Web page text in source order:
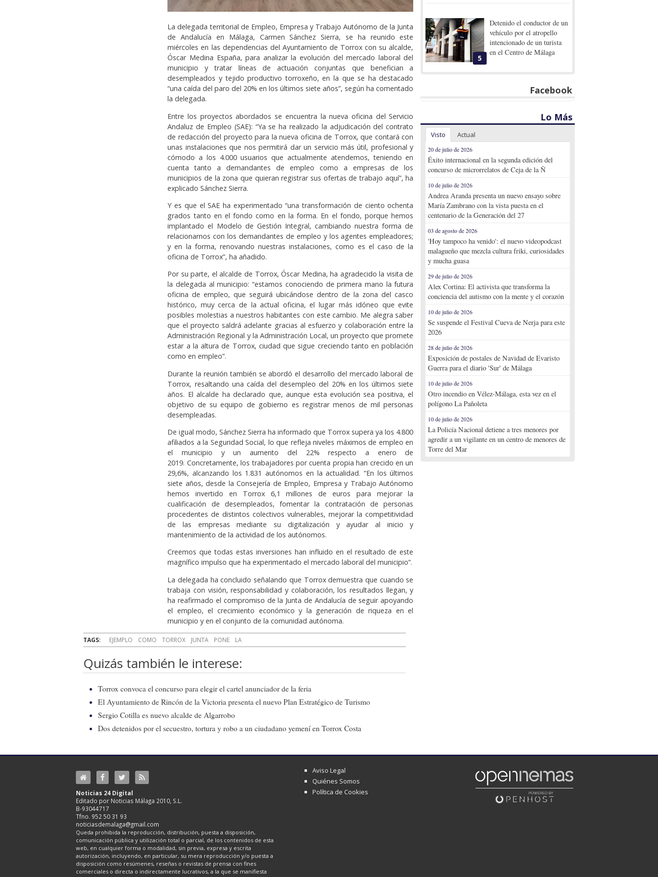
La delegada territorial de Empleo, Empresa y Trabajo Autónomo de la Junta
de Andalucía en Málaga, Carmen Sánchez Sierra, se ha reunido este
miércoles en las dependencias del Ayuntamiento de Torrox con su alcalde,
Óscar Medina España, para analizar la evolución del mercado laboral del
municipio y tratar líneas de actuación conjuntas que benefician a
desempleados y tejido productivo torroxeño, en la que se ha destacado
“una caída del paro del 20% en los últimos siete años”, según ha comentado
la delegada.
Entre los proyectos abordados se encuentra la nueva oficina del Servicio
Andaluz de Empleo (SAE): “Ya se ha realizado la adjudicación del contrato
de redacción del proyecto para la nueva oficina de Torrox, que contará con
unas instalaciones que nos permitirá dar un servicio más útil, profesional y
cómodo a los 4.000 usuarios que actualmente atendemos, teniendo en
cuenta tanto a demandantes de empleo como a empresas de los
municipios de la zona que quieran registrar sus ofertas de trabajo aquí”, ha
explicado Sánchez Sierra.
Y es que el SAE ha experimentado “una transformación de ciento ochenta
grados tanto en el fondo como en la forma. En el fondo, porque hemos
implantado el Modelo de Gestión Integral, cambiando nuestra forma de
relacionarnos con los demandantes de empleo y los agentes empleadores;
y en la forma, renovando nuestras instalaciones, como es el caso de la
oficina de Torrox”, ha añadido.
Por su parte, el alcalde de Torrox, Óscar Medina, ha agradecido la visita de
la delegada al municipio: “estamos conociendo de primera mano la futura
oficina de empleo, que seguirá ubicándose dentro de la zona del casco
histórico, muy cerca de la actual oficina, el lugar más idóneo que evite
posibles molestias a nuestros habitantes con este cambio. Me alegra saber
que el proyecto saldrá adelante gracias al esfuerzo y colaboración entre la
Administración Regional y la Administración Local, un proyecto que promete
estar a la altura de Torrox, ciudad que sigue creciendo tanto en población
como en empleo”.
Durante la reunión también se abordó el desarrollo del mercado laboral de
Torrox, resaltando una caída del desempleo del 20% en los últimos siete
años. El alcalde ha declarado que, aunque esta evolución sea positiva, el
objetivo de su equipo de gobierno es registrar menos de mil personas
desempleadas.
De igual modo, Sánchez Sierra ha informado que Torrox supera ya los 4.800
afiliados a la Seguridad Social, lo que refleja niveles máximos de empleo en
el municipio y un aumento del 22% respecto a enero de
2019. Concretamente, los trabajadores por cuenta propia han crecido en un
29,6%, alcanzando los 1.831 autónomos en la actualidad. “En los últimos
siete años, desde la Consejería de Empleo, Empresa y Trabajo Autónomo
hemos invertido en Torrox 6,1 millones de euros para mejorar la
cualificación de desempleados, fomentar la contratación de personas
procedentes de distintos colectivos vulnerables, mejorar la competitividad
de las empresas mediante su digitalización y ayudar al inicio y
mantenimiento de la actividad de los autónomos.
Creemos que todas estas inversiones han influido en el resultado de este
magnífico impulso que ha experimentado el mercado laboral del municipio”.
La delegada ha concluido señalando que Torrox demuestra que cuando se
trabaja con visión, responsabilidad y colaboración, los resultados llegan, y
ha reafirmado el compromiso de la Junta de Andalucía de seguir apoyando
el empleo, el crecimiento económico y la generación de riqueza en el
municipio y en el conjunto de la comunidad autónoma.
TAGS: EJEMPLO COMO TORROX JUNTA PONE LA
Quizás también le interese:
Torrox convoca el concurso para elegir el cartel anunciador de la feria
El Ayuntamiento de Rincón de la Victoria presenta el nuevo Plan Estratégico de Turismo
Sergio Cotilla es nuevo alcalde de Algarrobo
Dos detenidos por el secuestro, tortura y robo a un ciudadano yemení en Torrox Costa
5
Detenido el conductor de un
vehículo por el atropello
intencionado de un turista
en el Centro de Málaga
Facebook
Lo Más
Visto Actual
20 de julio de 2026
Éxito internacional en la segunda edición del
concurso de microrrelatos de Ceja de la Ñ
10 de julio de 2026
Andrea Aranda presenta un nuevo ensayo sobre
María Zambrano con la vista puesta en el
centenario de la Generación del 27
03 de agosto de 2026
'Hoy tampoco ha venido': el nuevo videopodcast
malagueño que mezcla cultura friki, curiosidades
y mucha guasa
29 de julio de 2026
Alex Cortina: El activista que transforma la
conciencia del autismo con la mente y el corazón
10 de julio de 2026
Se suspende el Festival Cueva de Nerja para este
2026
28 de julio de 2026
Exposición de postales de Navidad de Evaristo
Guerra para el diario 'Sur' de Málaga
10 de julio de 2026
Otro incendio en Vélez-Málaga, esta vez en el
polígono La Pañoleta
10 de julio de 2026
La Policía Nacional detiene a tres menores por
agredir a un vigilante en un centro de menores de
Torre del Mar
Noticias 24 Digital
Editado por Noticias Málaga 2010, S.L.
B-93044717
Tfno. 952 50 31 93
noticiasdemalaga@gmail.com
Queda prohibida la reproducción, distribución, puesta a disposición,
comunicación pública y utilización total o parcial, de los contenidos de esta
web, en cualquier forma o modalidad, sin previa, expresa y escrita
autorización, incluyendo, en particular, su mera reproducción y/o puesta a
disposición como resúmenes, reseñas o revistas de prensa con fines
comerciales o directa o indirectamente lucrativos, a la que se manifiesta
Aviso Legal
Quiénes Somos
Política de Cookies